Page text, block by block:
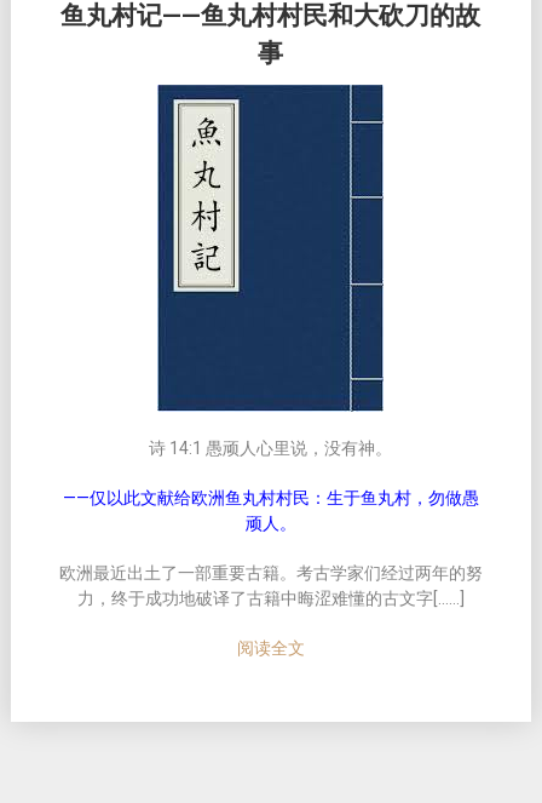
鱼丸村记——鱼丸村村民和大砍刀的故
事
诗 14:1 愚顽人心里说，没有神。
——仅以此文献给欧洲鱼丸村村民：生于鱼丸村，勿做愚
顽人。
欧洲最近出土了一部重要古籍。考古学家们经过两年的努
力，终于成功地破译了古籍中晦涩难懂的古文字[……]
阅读全文